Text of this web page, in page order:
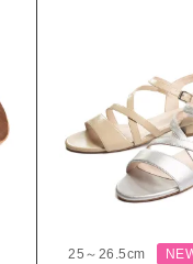
25～26.5cm